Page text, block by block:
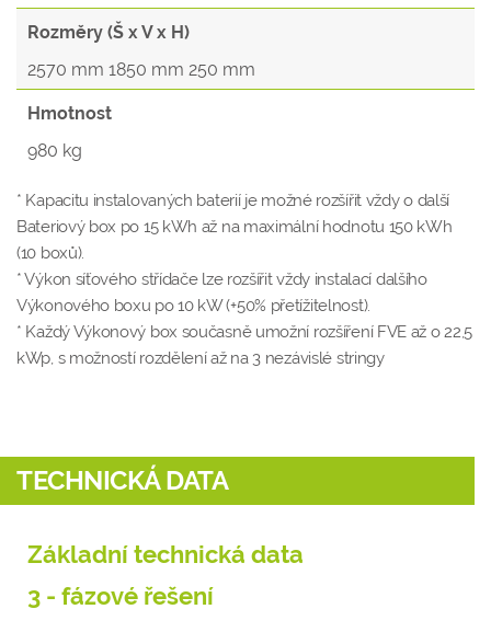
Rozměry (Š x V x H)
2570 mm 1850 mm 250 mm
Hmotnost
980 kg
* Kapacitu instalovaných baterií je možné rozšířit vždy o další
Bateriový box po 15 kWh až na maximální hodnotu 150 kWh
(10 boxů).
* Výkon síťového střídače lze rozšířit vždy instalací dalšího
Výkonového boxu po 10 kW (+50% přetížitelnost).
* Každý Výkonový box současně umožní rozšíření FVE až o 22,5
kWp, s možností rozdělení až na 3 nezávislé stringy
TECHNICKÁ DATA
Základní technická data
3 - fázové řešení